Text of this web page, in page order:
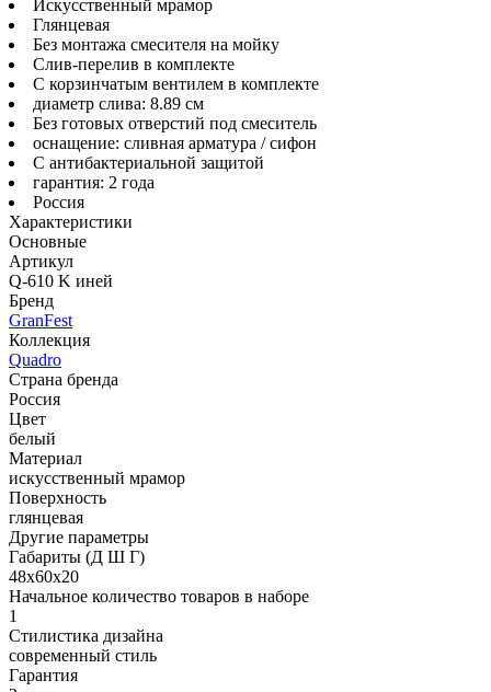
Искусственный мрамор
Глянцевая
Без монтажа смесителя на мойку
Слив-перелив в комплекте
С корзинчатым вентилем в комплекте
диаметр слива: 8.89 см
Без готовых отверстий под смеситель
оснащение: сливная арматура / сифон
С антибактериальной защитой
гарантия: 2 года
Россия
Характеристики
Основные
Артикул
Q-610 K иней
Бренд
GranFest
Коллекция
Quadro
Страна бренда
Россия
Цвет
белый
Материал
искусственный мрамор
Поверхность
глянцевая
Другие параметры
Габариты (Д Ш Г)
48х60х20
Начальное количество товаров в наборе
1
Стилистика дизайна
современный стиль
Гарантия